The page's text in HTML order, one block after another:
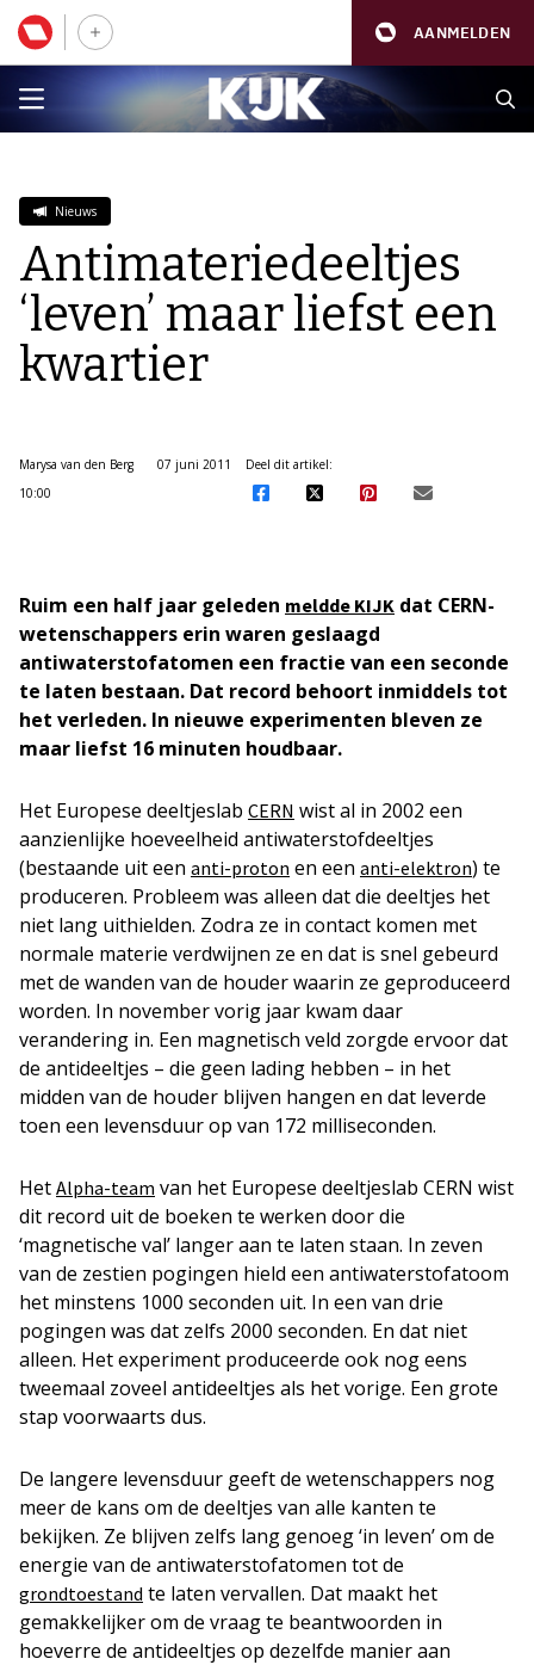
AANMELDEN
Nieuws
Antimateriedeeltjes
‘leven’ maar liefst een
kwartier
Marysa van den Berg
07 juni 2011
10:00
Deel dit artikel:
Ruim een half jaar geleden meldde KIJK dat CERN-
wetenschappers erin waren geslaagd
antiwaterstofatomen een fractie van een seconde
te laten bestaan. Dat record behoort inmiddels tot
het verleden. In nieuwe experimenten bleven ze
maar liefst 16 minuten houdbaar.
Het Europese deeltjeslab CERN wist al in 2002 een
aanzienlijke hoeveelheid antiwaterstofdeeltjes
(bestaande uit een anti-proton en een anti-elektron) te
produceren. Probleem was alleen dat die deeltjes het
niet lang uithielden. Zodra ze in contact komen met
normale materie verdwijnen ze en dat is snel gebeurd
met de wanden van de houder waarin ze geproduceerd
worden. In november vorig jaar kwam daar
verandering in. Een magnetisch veld zorgde ervoor dat
de antideeltjes – die geen lading hebben – in het
midden van de houder blijven hangen en dat leverde
toen een levensduur op van 172 milliseconden.
Het Alpha-team van het Europese deeltjeslab CERN wist
dit record uit de boeken te werken door die
‘magnetische val’ langer aan te laten staan. In zeven
van de zestien pogingen hield een antiwaterstofatoom
het minstens 1000 seconden uit. In een van drie
pogingen was dat zelfs 2000 seconden. En dat niet
alleen. Het experiment produceerde ook nog eens
tweemaal zoveel antideeltjes als het vorige. Een grote
stap voorwaarts dus.
De langere levensduur geeft de wetenschappers nog
meer de kans om de deeltjes van alle kanten te
bekijken. Ze blijven zelfs lang genoeg ‘in leven’ om de
energie van de antiwaterstofatomen tot de
grondtoestand te laten vervallen. Dat maakt het
gemakkelijker om de vraag te beantwoorden in
hoeverre de antideeltjes op dezelfde manier aan